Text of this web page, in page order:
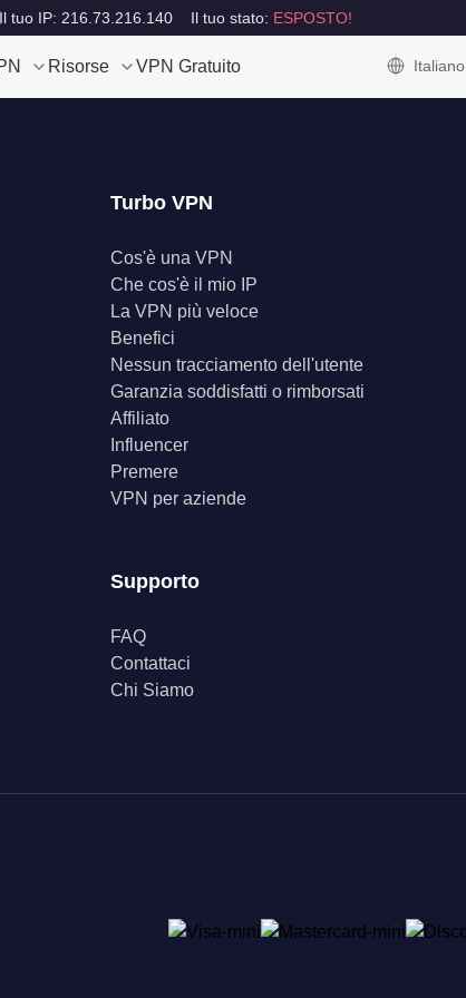
Il tuo IP: 216.73.216.140 Il tuo stato: ESPOSTO!
Risorse VPN Gratuito Italiano
Turbo VPN
Cos'è una VPN
Che cos'è il mio IP
La VPN più veloce
Benefici
Nessun tracciamento dell'utente
Garanzia soddisfatti o rimborsati
Affiliato
Influencer
Premere
VPN per aziende
Supporto
FAQ
Contattaci
Chi Siamo